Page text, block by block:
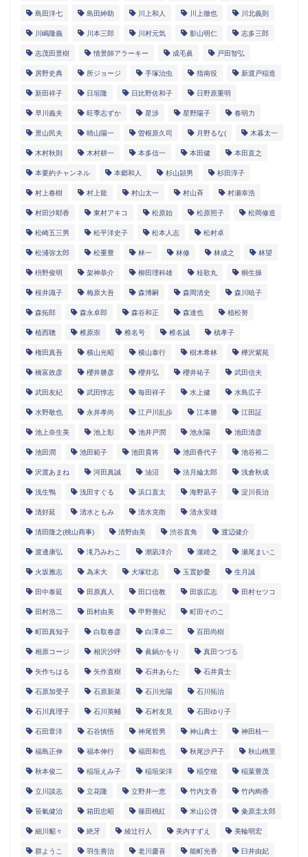
島田洋七 島田紳助 川上和人 川上徹也 川北義則
川嶋隆義 川本三郎 川村元気 影山明仁 志多三郎
志茂田景樹 情景師アラーキー 成毛眞 戸田智弘
房野史典 所ジョージ 手塚治虫 指南役 新渡戸稲造
新田祥子 日垣隆 日比野佐和子 日野原重明
早川義夫 旺季志ずか 星渉 星野陽子 春明力
景山民夫 晴山陽一 曽根原久司 月野るな( 木暮太一
木村秋則 木村耕一 本多信一 本田健 本田直之
本要約チャンネル 本郷和人 杉山頴男 杉田淳子
村上春樹 村上龍 村山太一 村山斉 村瀬幸浩
村田沙耶香 東村アキコ 松原始 松原照子 松岡修造
松崎五三男 松平洋史子 松本人志 松村卓
松浦弥太郎 松重豊 林一 林修 林成之 林望
枡野俊明 架神恭介 柳田理科雄 桂歌丸 桐生操
桜井識子 梅原大吾 森博嗣 森岡清史 森川暁子
森拓郎 森永卓郎 森谷和正 森達也 植松努
植西聰 椎原崇 椎名号 椎名誠 槙孝子
権田真吾 横山光昭 横山泰行 樹木希林 樺沢紫苑
橋富政彦 櫻井勝彦 櫻井弘 櫻井祐子 武田信夫
武田友紀 武田惇志 毎田祥子 水上健 水島広子
水野敬也 永井孝尚 江戸川乱歩 江本勝 江田証
池上奈生美 池上彰 池井戸潤 池永陽 池田清彦
池田潤 池田範子 池田貴将 池田香代子 池谷裕二
沢渡あまね 河田真誠 油沼 法月綸太郎 浅倉秋成
浅生鴨 浅田すぐる 浜口直太 海野凪子 淀川長治
清好延 清水ともみ 清水克衛 清永安雄
清田隆之(桃山商事) 清野由美 渋谷直角 渡辺健介
渡邊康弘 滝乃みわこ 潮凪洋介 瀧靖之 瀬尾まいこ
火坂雅志 為末大 犬塚壮志 玉置妙憂 生月誠
田中泰延 田原真人 田口信教 田坂広志 田村セツコ
田村浩二 田村由美 甲野善紀 町田そのこ
町田真知子 白取春彦 白澤卓二 百田尚樹
相原コージ 相沢沙呼 眞鍋かをり 真田つづる
矢作ちはる 矢作直樹 石井あらた 石井貴士
石原加受子 石原新菜 石川光陽 石川拓治
石川真理子 石川英輔 石村友見 石田ゆり子
石田章洋 石谷慎悟 神尾哲男 神山典士 神田桂一
福島正伸 福本伸行 福田和也 秋尾沙戸子 秋山桃里
秋本俊二 稲垣えみ子 稲垣栄洋 稲空穂 稲葉豊茂
立川談志 立花隆 立野井一恵 竹内文香 竹内絢香
笹氣健治 箱田忠昭 篠田桃紅 米山公啓 粂原圭太郎
細川貂々 絶牙 綾辻行人 美内すずえ 美輪明宏
群ようこ 羽生善治 老川慶喜 能町光香 臼井由妃